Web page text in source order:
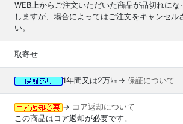
WEB上からご注文いただいた商品が品切れに
しますが、場合によってはご注文をキャンセ
い。
取寄せ
1年間又は2万㎞→ 保証について
→ コア返却について
この商品はコア返却が必要です。